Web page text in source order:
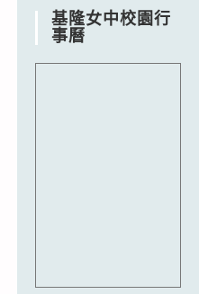
基隆女中校園行
事曆